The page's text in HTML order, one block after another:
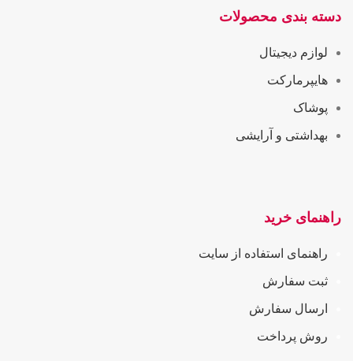
دسته بندی محصولات
لوازم دیجیتال
هایپرمارکت
پوشاک
بهداشتی و آرایشی
راهنمای خرید
راهنمای استفاده از سایت
ثبت سفارش
ارسال سفارش
روش پرداخت